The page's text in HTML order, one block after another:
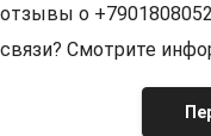
отзывы о
связи? Смотрите